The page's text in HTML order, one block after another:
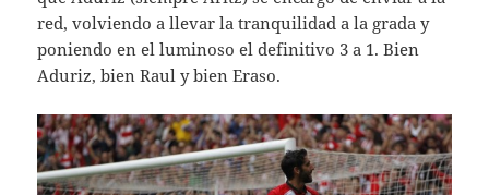
red, volviendo a llevar la tranquilidad a la grada y
poniendo en el luminoso el definitivo 3 a 1. Bien
Aduriz, bien Raul y bien Eraso.